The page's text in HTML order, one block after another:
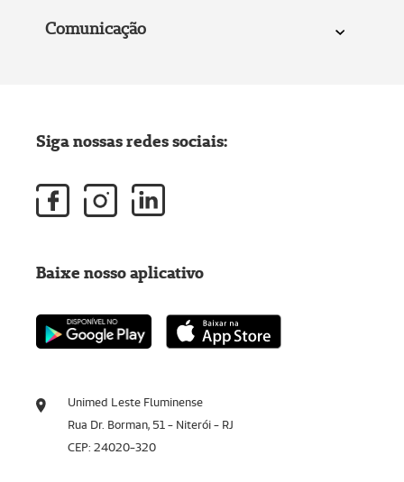
Comunicação
Unimed Leste Fluminense
Rua Dr. Borman, 51 - Niterói - RJ
CEP: 24020-320
Siga nossas redes sociais:
Baixe nosso aplicativo